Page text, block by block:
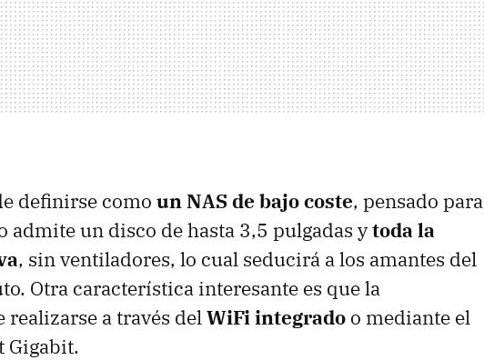
definirse como un NAS de bajo coste, pensado para
admite un disco de hasta 3,5 pulgadas ytoda la
, sin ventiladores, lo cual seducirá a los amantes del
Otra característica interesante es que la
a través delWiFi integrado o mediante el
Gigabit.